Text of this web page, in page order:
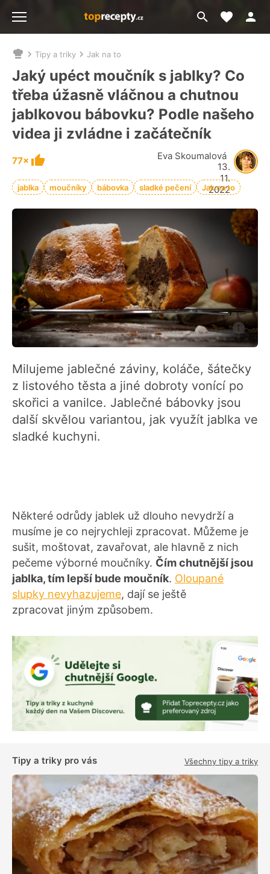
Přejít
na
Moje
Nacházíte
se
zde:
Tipy a triky Jak na to
Jaký upéct moučník s jablky? Co
třeba úžasně vláčnou a chutnou
jablkovou bábovku? Podle našeho
videa ji zvládne i začátečník
77×
Eva Skoumalová
13.
11.
2022
jablka moučníky bábovka sladké pečení Jak na to
Milujeme jablečné záviny, koláče, šátečky
z listového těsta a jiné dobroty vonící po
skořici a vanilce. Jablečné bábovky jsou
další skvělou variantou, jak využít jablka ve
sladké kuchyni.
Některé odrůdy jablek už dlouho nevydrží a
musíme je co nejrychleji zpracovat. Můžeme je
sušit, moštovat, zavařovat, ale hlavně z nich
pečeme výborné moučníky. Čím chutnější jsou
jablka, tím lepší bude moučník. Oloupané
slupky nevyhazujeme, dají se ještě
zpracovat jiným způsobem.
Tipy a triky pro vás Všechny tipy a triky